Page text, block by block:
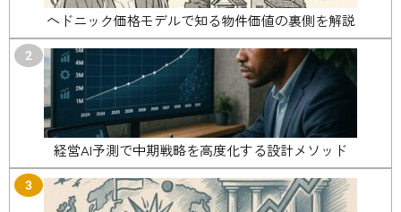
ヘドニック価格モデルで知る物件価値の裏側を解説
2
経営AI予測で中期戦略を高度化する設計メソッド
3